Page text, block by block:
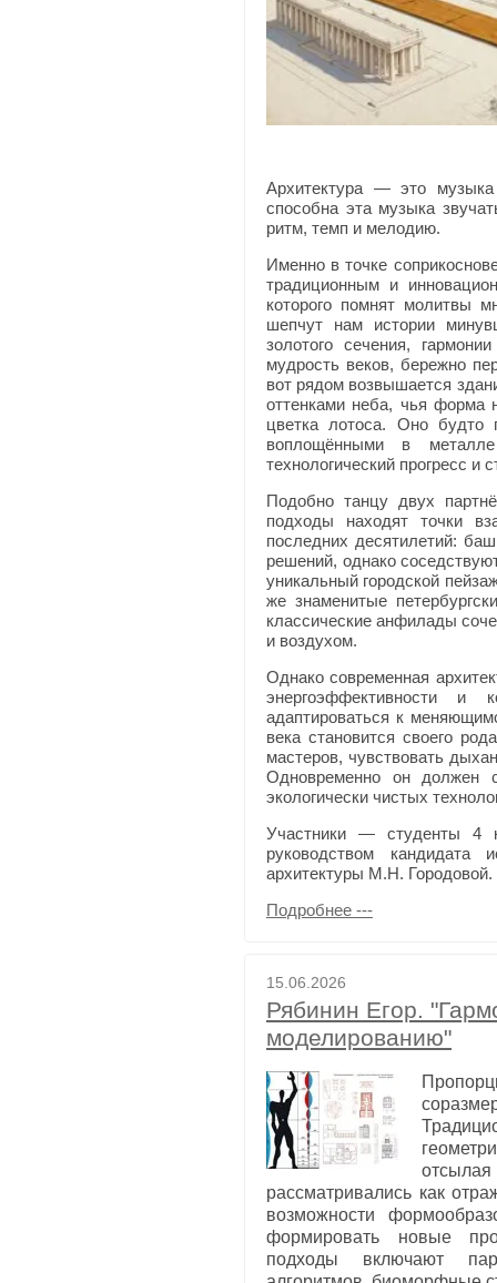
Архитектура — это
способна эта музыка
ритм, темп и мелодию.
Именно в точке
традиционным и
которого помнят молитвы
шепчут нам истории
золотого сечения,
мудрость веков, бережно
вот рядом возвышается
оттенками неба, чья форма
цветка лотоса. Оно будто
воплощёнными в
технологический прогресс и
Подобно танцу двух
подходы находят точки
последних десятилетий:
решений, однако
уникальный городской
же знаменитые
классические анфилады
и воздухом.
Однако современная
энергоэффективности и
адаптироваться к
века становится своего
мастеров, чувствовать
Одновременно он должен
экологически чистых
Участники — студенты 4
руководством кандидата
архитектуры М.Н. Городовой.
Подробнее ---
15.06.2026
Рябинин Егор.
моделированию"
отсылая
рассматривались как
возможности
формировать новые
подходы включают